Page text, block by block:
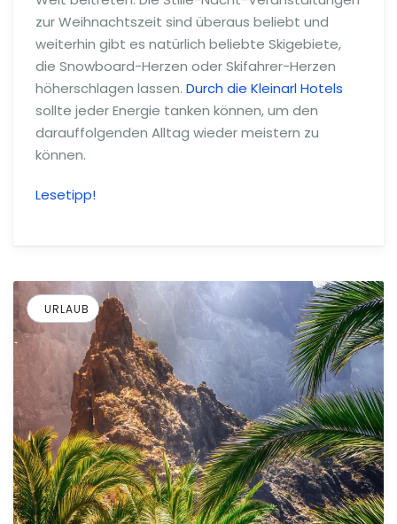
zur Weihnachtszeit sind überaus beliebt und
weiterhin gibt es natürlich beliebte Skigebiete,
die Snowboard-Herzen oder Skifahrer-Herzen
höherschlagen lassen. Durch die Kleinarl Hotels
sollte jeder Energie tanken können, um den
darauffolgenden Alltag wieder meistern zu
können.
Lesetipp!
URLAUB